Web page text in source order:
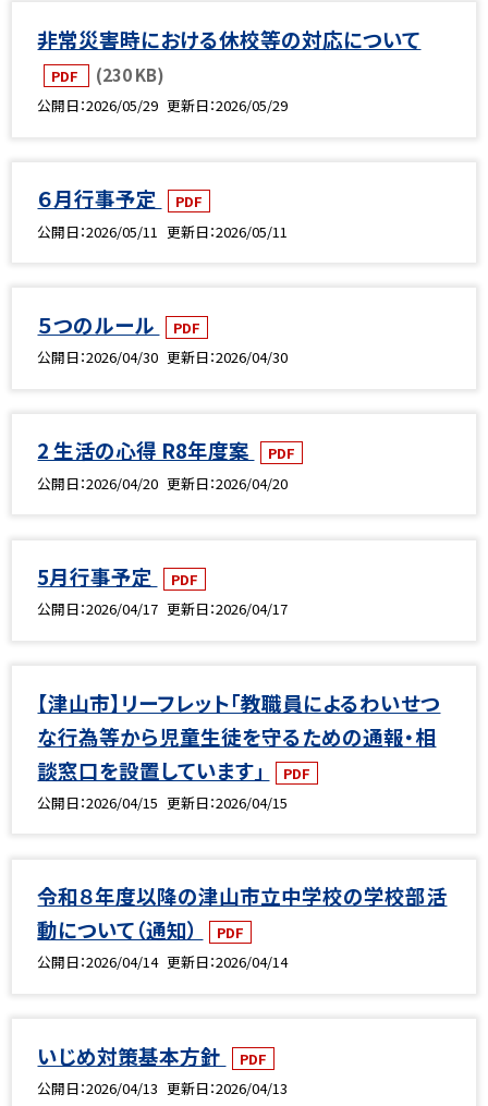
非常災害時における休校等の対応について
PDF (230 KB)
公開日 2026/05/29 更新日 2026/05/29
６月行事予定
PDF
公開日 2026/05/11 更新日 2026/05/11
５つのルール
PDF
公開日 2026/04/30 更新日 2026/04/30
2 生活の心得 R8年度案
PDF
公開日 2026/04/20 更新日 2026/04/20
5月行事予定
PDF
公開日 2026/04/17 更新日 2026/04/17
【津山市】リーフレット「教職員によるわいせつ
な行為等から児童生徒を守るための通報・相
談窓口を設置しています」
PDF
公開日 2026/04/15 更新日 2026/04/15
令和８年度以降の津山市立中学校の学校部活
動について（通知）
PDF
公開日 2026/04/14 更新日 2026/04/14
いじめ対策基本方針
PDF
公開日 2026/04/13 更新日 2026/04/13